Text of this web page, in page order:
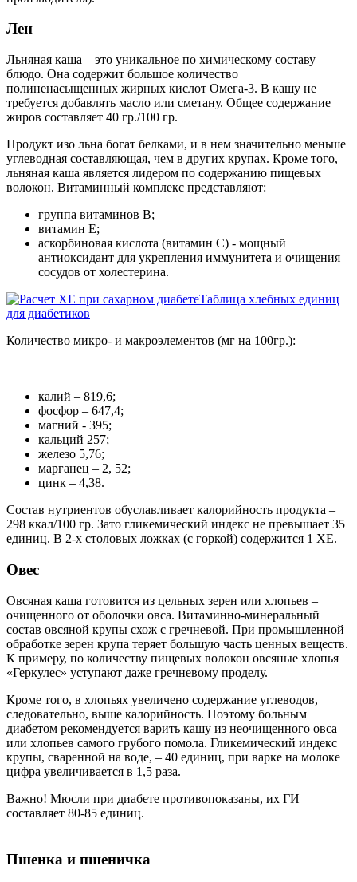
Лен
Льняная каша – это уникальное по химическому составу
блюдо. Она содержит большое количество
полиненасыщенных жирных кислот Омега-3. В кашу не
требуется добавлять масло или сметану. Общее содержание
жиров составляет 40 гр./100 гр.
Продукт изо льна богат белками, и в нем значительно меньше
углеводная составляющая, чем в других крупах. Кроме того,
льняная каша является лидером по содержанию пищевых
волокон. Витаминный комплекс представляют:
группа витаминов В;
витамин Е;
аскорбиновая кислота (витамин С) - мощный
антиоксидант для укрепления иммунитета и очищения
сосудов от холестерина.
Таблица хлебных единиц
для диабетиков
Количество микро- и макроэлементов (мг на 100гр.):
калий – 819,6;
фосфор – 647,4;
магний - 395;
кальций 257;
железо 5,76;
марганец – 2, 52;
цинк – 4,38.
Состав нутриентов обуславливает калорийность продукта –
298 ккал/100 гр. Зато гликемический индекс не превышает 35
единиц. В 2-х столовых ложках (с горкой) содержится 1 ХЕ.
Овес
Овсяная каша готовится из цельных зерен или хлопьев –
очищенного от оболочки овса. Витаминно-минеральный
состав овсяной крупы схож с гречневой. При промышленной
обработке зерен крупа теряет большую часть ценных веществ.
К примеру, по количеству пищевых волокон овсяные хлопья
«Геркулес» уступают даже гречневому проделу.
Кроме того, в хлопьях увеличено содержание углеводов,
следовательно, выше калорийность. Поэтому больным
диабетом рекомендуется варить кашу из неочищенного овса
или хлопьев самого грубого помола. Гликемический индекс
крупы, сваренной на воде, – 40 единиц, при варке на молоке
цифра увеличивается в 1,5 раза.
Важно! Мюсли при диабете противопоказаны, их ГИ
составляет 80-85 единиц.
Пшенка и пшеничка